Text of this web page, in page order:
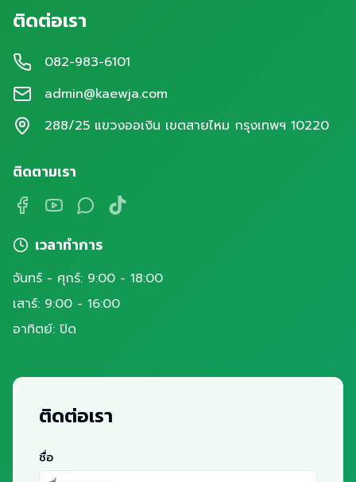
ติดต่อเรา
082-983-6101
admin@kaewja.com
288/25 แขวงออเงิน เขตสายไหม กรุงเทพฯ 10220
ติดตามเรา
เวลาทำการ
จันทร์ - ศุกร์: 9:00 - 18:00
เสาร์: 9:00 - 16:00
อาทิตย์: ปิด
ติดต่อเรา
ชื่อ